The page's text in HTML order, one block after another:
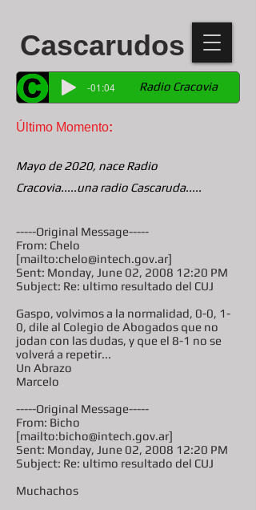
Cascarudos
-01:04 Radio Cracovia
Último Momento:
Mayo de 2020, nace Radio
Cracovia.....una radio Cascaruda.....
-----Original Message-----
From: Chelo
[mailto:chelo@intech.gov.ar]
Sent: Monday, June 02, 2008 12:20 PM
Subject: Re: ultimo resultado del CUJ
Gaspo, volvimos a la normalidad, 0-0, 1-
0, dile al Colegio de Abogados que no
jodan con las dudas, y que el 8-1 no se
volverá a repetir...
Un Abrazo
Marcelo
-----Original Message-----
From: Bicho
[mailto:bicho@intech.gov.ar]
Sent: Monday, June 02, 2008 12:20 PM
Subject: Re: ultimo resultado del CUJ
Muchachos